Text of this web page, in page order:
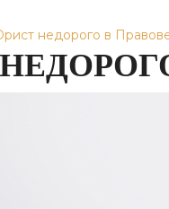
недорого в